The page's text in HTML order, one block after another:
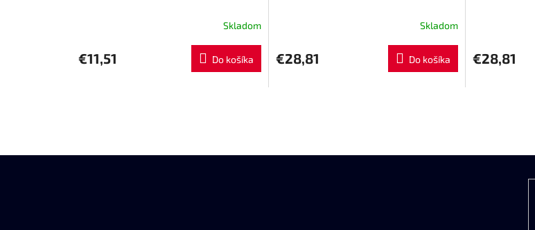
Skladom
€11,51 Do košíka
Skladom
€28,81 Do košíka €28,81